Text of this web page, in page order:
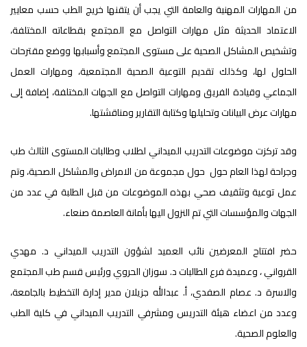
من المهارات المهنية والعامة التي يجب أن يتقنها خريج الطب حسب معايير
الاعتماد الحديثة مثل مهارات التواصل مع المجتمع بقطاعاته المختلفة،
وتشخيص المشاكل الصحية على مستوى المجتمع وأسبابها ووضع مقترحات
الحلول لها، وكذلك تقديم التوعية الصحية المجتمعية، ومهارات العمل
الجماعي وقيادة الفريق ومهارات التواصل مع الجهات المختلفة، إضافة إلى
مهارات عرض البيانات وتحليلها وكتابة التقارير ومناقشتها.
وقد تركزت موضوعات التدريب الميداني لطلاب وطالبات المستوى الثالث طب
وجراحة لهذا العام حول حول مجموعة من الامراض والمشاكل الصحية، وتم
عمل توعية وتثقيف صحي بهذه الموضوعات من قبل الطلبة في عدد من
الجهات والمؤسسات التي تم النزول اليها بأمانة العاصمة صنعاء.
حضر افتتاح المعرضين نائب العميد لشؤون التدريب الميداني د. مهدي
القرواني ، وعميدة فرع الطالبات د. سوزان الحروي ورئيس قسم طب المجتمع
والاسرة د. عصام الصفدي، أ. عبدالله جزيلان مدير إدارة التخطيط بالجامعة،
وعدد من اعضاء هيئة التدريس ومشرفي التدريب الميداني في كلية الطب
والعلوم الصحية.